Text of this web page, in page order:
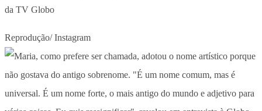
da TV Globo
Reprodução/ Instagram